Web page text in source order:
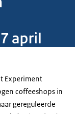
april
Experiment
coffeeshops in
gereguleerde